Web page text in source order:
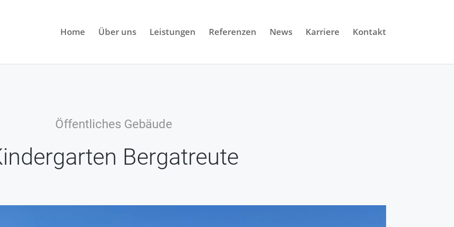
Home Über uns Leistungen Referenzen News Karriere Kontakt
Öffentliches Gebäude
Bergatreute